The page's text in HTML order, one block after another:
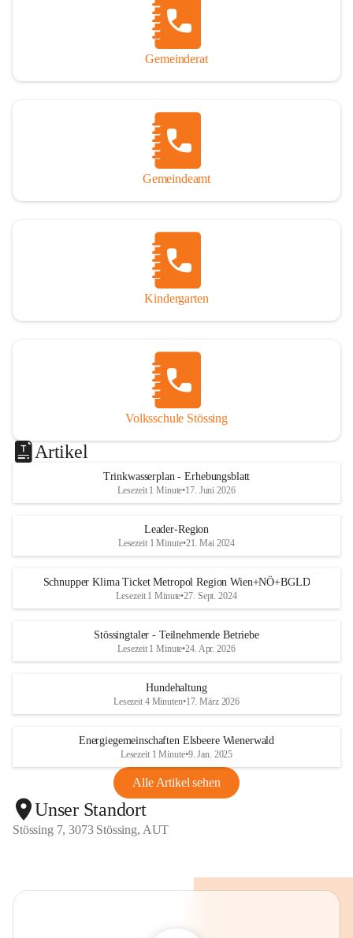
Gemeinderat
Gemeindeamt
Kindergarten
Volksschule Stössing
Artikel
Trinkwasserplan - Erhebungsblatt
Lesezeit 1 Minute•17. Juni 2026
Leader-Region
Lesezeit 1 Minute•21. Mai 2024
Schnupper Klima Ticket Metropol Region Wien+NÖ+BGLD
Lesezeit 1 Minute•27. Sept. 2024
Stössingtaler - Teilnehmende Betriebe
Lesezeit 1 Minute•24. Apr. 2026
Hundehaltung
Lesezeit 4 Minuten•17. März 2026
Energiegemeinschaften Elsbeere Wienerwald
Lesezeit 1 Minute•9. Jan. 2025
Alle Artikel sehen
Unser Standort
Stössing 7, 3073 Stössing, AUT